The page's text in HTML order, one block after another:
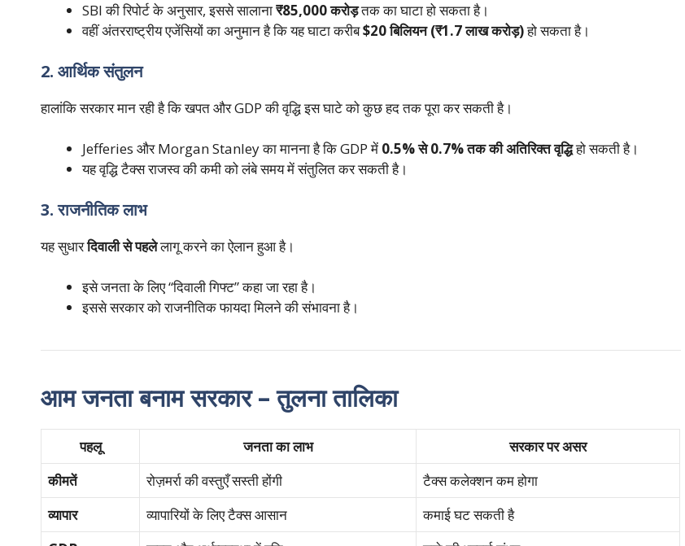
SBI की रिपोर्ट के अनुसार, इससे सालाना₹85,000 करोड़तक का घाटा हो सकता है।
वहीं अंतरराष्ट्रीय एजेंसियों का अनुमान है कि यह घाटा करीब$20 बिलियन (₹1.7 लाख करोड़)हो सकता है।
2. आर्थिक संतुलन
हालांकि सरकार मान रही है कि खपत और GDP की वृद्धि इस घाटे को कुछ हद तक पूरा कर सकती है।
Jefferies और Morgan Stanley का मानना है कि GDP में 0.5% से 0.7% तक की अतिरिक्त वृद्धिहो सकती है।
यह वृद्धि टैक्स राजस्व की कमी को लंबे समय में संतुलित कर सकती है।
3. राजनीतिक लाभ
यह सुधारदिवाली से पहलेलागू करने का ऐलान हुआ है।
इसे जनता के लिए “दिवाली गिफ्ट” कहा जा रहा है।
इससे सरकार को राजनीतिक फायदा मिलने की संभावना है।
आम जनता बनाम सरकार – तुलना तालिका
पहलू जनता का लाभ
सरकार पर असर
कीमतें
रोज़मर्रा की वस्तुएँ सस्ती होंगी
टैक्स कलेक्शन कम होगा
व्यापार
व्यापारियों के लिए टैक्स आसान
कमाई घट सकती है